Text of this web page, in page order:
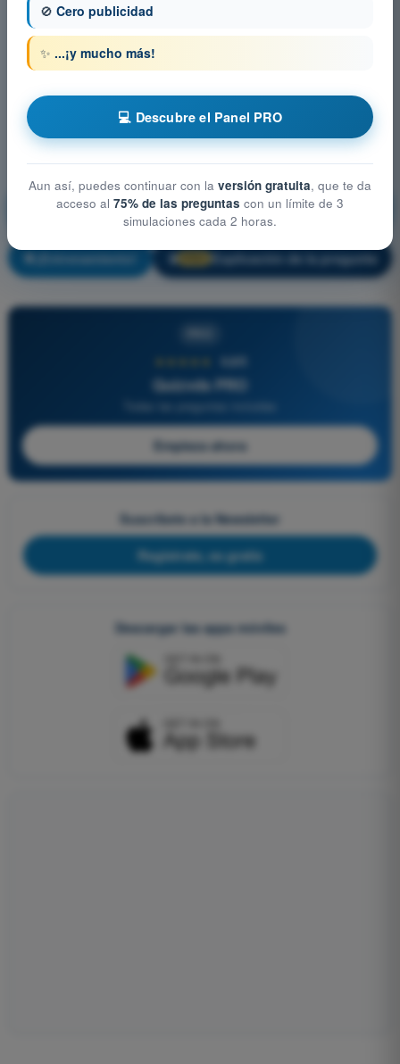
Conocimientos Generales de la Aeronave -
Instrumentación
¡Entrenamiento! 🔒 Explicación de la pregunta
4,6/5
Quizvds PRO
Empieza ahora
Suscríbete a la Newsletter
Regístrate, es gratis
Descargar las apps móviles
🚫 Cero publicidad
✨ ...¡y mucho más!
💻 Descubre el Panel PRO
Aun así, puedes continuar con la versión gratuita, que te da
acceso al 75% de las preguntas con un límite de 3
simulaciones cada 2 horas.